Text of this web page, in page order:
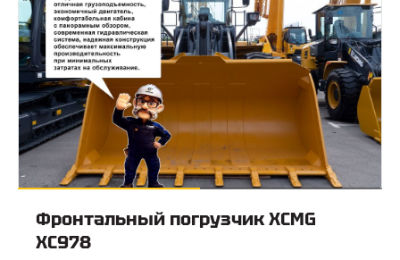
Фронтальный погрузчик XCMG
XC978